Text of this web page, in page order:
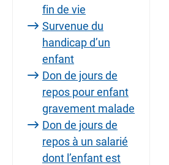
fin de vie
Survenue du
handicap d’un
enfant
Don de jours de
repos pour enfant
gravement malade
Don de jours de
repos à un salarié
dont l’enfant est